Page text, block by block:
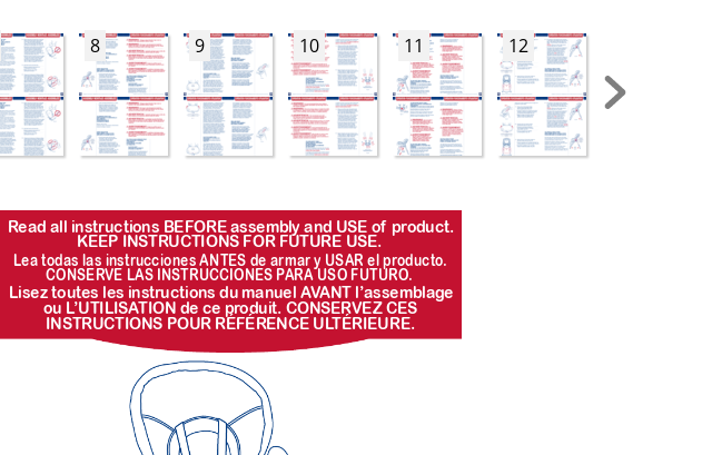
8 9 10 11 12
Read all instructions BEFORE assembly and USE of product.
KEEP INSTRUCTIONS FOR FUTURE USE.
Lea todas las instrucciones ANTES de armar y USAR el producto.
CONSERVE LAS INSTRUCCIONES PARA USO FUTURO.
Lisez toutes les instructions du manuel AVANT l’assemblage
ou L’UTILISATION de ce produit. CONSERVEZ CES
INSTRUCTIONS POUR RÉFÉRENCE ULTÉRIEURE.